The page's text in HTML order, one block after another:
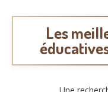
Les